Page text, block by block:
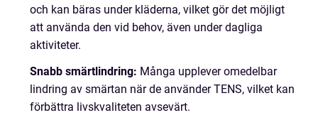
och kan bäras under kläderna, vilket gör det möjligt
att använda den vid behov, även under dagliga
aktiviteter.
Snabb smärtlindring: Många upplever omedelbar
lindring av smärtan när de använder TENS, vilket kan
förbättra livskvaliteten avsevärt.